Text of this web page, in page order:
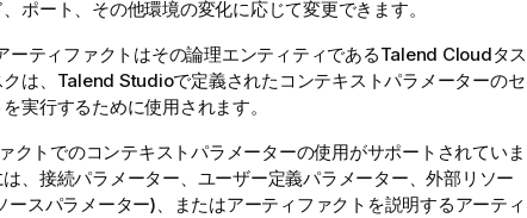
ポート、その他環境の変化に応じて変更できます。
ーティファクトはその論理エンティティであるTalend Cloudタス
は、 Talend Studioで定義されたコンテキストパラメーターのセ
実行するために使用されます。
クトでのコンテキストパラメーターの使用がサポートされていま
、接続パラメーター、ユーザー定義パラメーター、外部リソー
スパラメーター)、またはアーティファクトを説明するアーティ